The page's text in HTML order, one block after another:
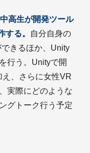
高生が開発ツール
する。
自分自身の
きるほか、Unity
行う。Unityで開
、さらに女性VR
実際にどのような
グトーク行う予定